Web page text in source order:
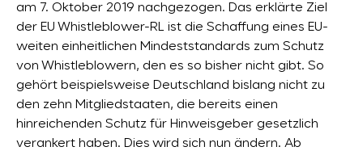
am 7. Oktober 2019 nachgezogen. Das erklärte Ziel
der EU Whistleblower-RL ist die Schaffung eines EU-
weiten einheitlichen Mindeststandards zum Schutz
von Whistleblowern, den es so bisher nicht gibt. So
gehört beispielsweise Deutschland bislang nicht zu
den zehn Mitgliedstaaten, die bereits einen
hinreichenden Schutz für Hinweisgeber gesetzlich
verankert haben. Dies wird sich nun ändern. Ab